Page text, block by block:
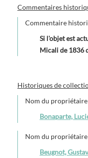
Commentaires
Commentaire
Si l'objet est
Micali de 1836
Historiques de
Nom du propriétaire
Bonaparte,
Nom du propriétaire
Beugnot,